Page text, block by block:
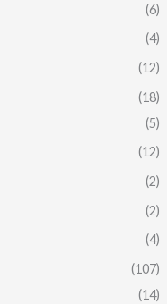
(6)
(4)
(12)
(18)
(5)
(12)
(2)
(2)
(4)
(107)
(14)